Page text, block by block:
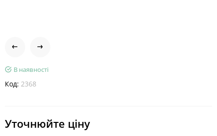
В наявності
Код: 2368
Уточнюйте ціну